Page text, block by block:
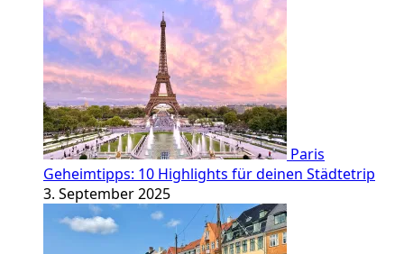
Paris
Geheimtipps: 10 Highlights für deinen Städtetrip
3. September 2025